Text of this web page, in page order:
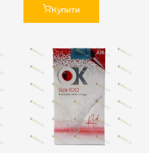
Купити